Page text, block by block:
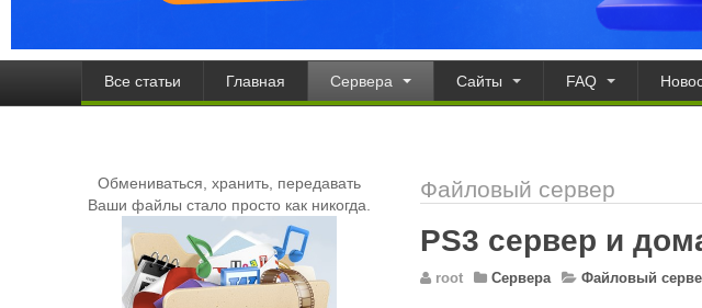
Все статьи Главная Сервера Сайты FAQ
Файловый сервер
PS3 сервер и
root Сервера Файловый
Обмениваться, хранить, передавать
Ваши файлы стало просто как никогда.